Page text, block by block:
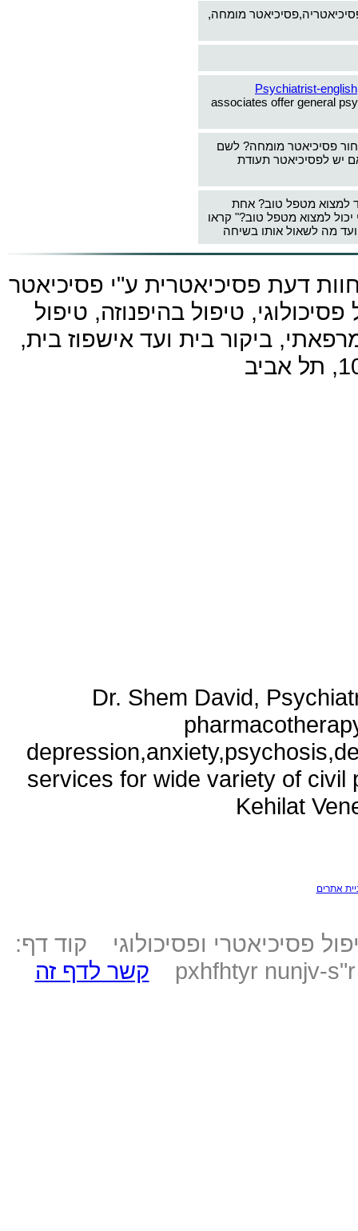
מומחה,
Psychiatrist-english
associates offer general
פסיכיאטר מומחה? לשם
יש לפסיכיאטר תעודת
למצוא מטפל טוב? אחת
למצוא מטפל טוב?" קראו
מה לשאול אותו בשיחה
דעת פסיכיאטרית ע"י פסיכיאטר
טיפול בהיפנוזה, טיפול
ביקור בית ועד אישפוז בית,
Dr. Shem David,
services for wide variety of civil
Kehilat
אתרים
פסיכיאטרי ופסיכולוגי קוד דף:
pxhfhtyr nunjv-
קשר לדף זה